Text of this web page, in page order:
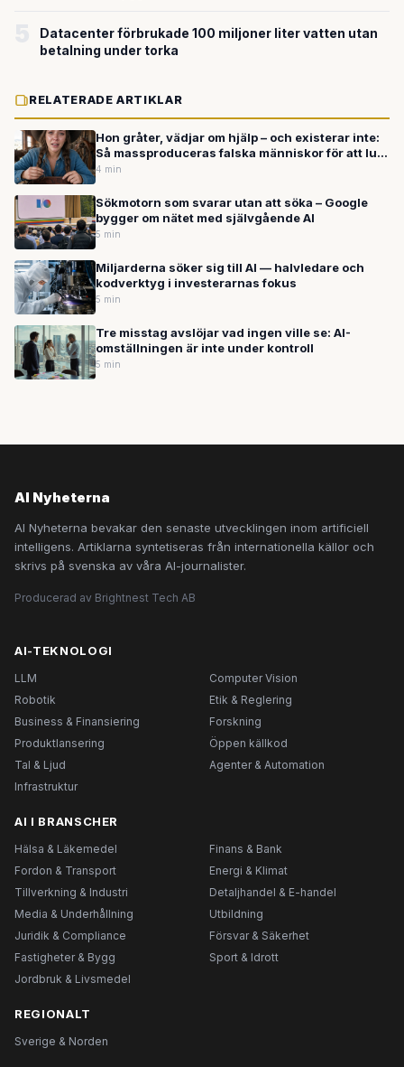
Datacenter förbrukade 100 miljoner liter vatten utan
betalning under torka
RELATERADE ARTIKLAR
Hon gråter, vädjar om hjälp – och existerar inte:
Så massproduceras falska människor för att lura
dig på nätet
4 min
Sökmotorn som svarar utan att söka – Google
bygger om nätet med självgående AI
5 min
Miljarderna söker sig till AI — halvledare och
kodverktyg i investerarnas fokus
5 min
Tre misstag avslöjar vad ingen ville se: AI-
omställningen är inte under kontroll
5 min
AI Nyheterna
AI Nyheterna bevakar den senaste utvecklingen inom artificiell
intelligens. Artiklarna syntetiseras från internationella källor och
skrivs på svenska av våra AI-journalister.
Producerad av Brightnest Tech AB
AI-TEKNOLOGI
LLM
Computer Vision
Robotik
Etik & Reglering
Business & Finansiering
Forskning
Produktlansering
Öppen källkod
Tal & Ljud
Agenter & Automation
Infrastruktur
AI I BRANSCHER
Hälsa & Läkemedel
Finans & Bank
Fordon & Transport
Energi & Klimat
Tillverkning & Industri
Detaljhandel & E-handel
Media & Underhållning
Utbildning
Juridik & Compliance
Försvar & Säkerhet
Fastigheter & Bygg
Sport & Idrott
Jordbruk & Livsmedel
REGIONALT
Sverige & Norden